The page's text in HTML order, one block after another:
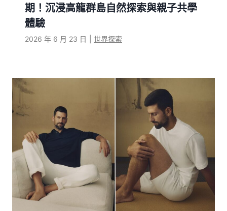
期！沉浸高龍群島自然探索與親子共學
體驗
2026 年 6 月 23 日 世界探索